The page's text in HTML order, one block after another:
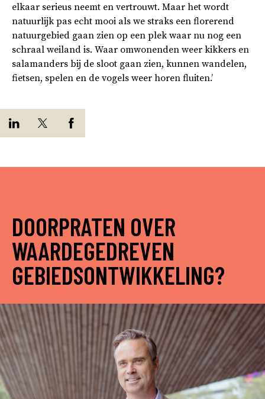
elkaar serieus neemt en vertrouwt. Maar het wordt
natuurlijk pas echt mooi als we straks een florerend
natuurgebied gaan zien op een plek waar nu nog een
schraal weiland is. Waar omwonenden weer kikkers en
salamanders bij de sloot gaan zien, kunnen wandelen,
fietsen, spelen en de vogels weer horen fluiten.’
DOORPRATEN OVER
WAARDEGEDREVEN
GEBIEDSONTWIKKELING?